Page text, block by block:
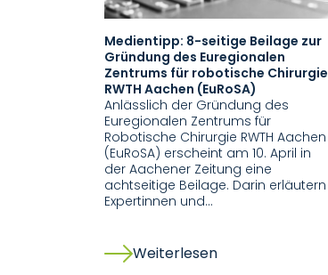
Medientipp: 8-seitige Beilage zur
Gründung des Euregionalen
Zentrums für robotische Chirurgie
RWTH Aachen (EuRoSA)
Anlässlich der Gründung des
Euregionalen Zentrums für
Robotische Chirurgie RWTH Aachen
(EuRoSA) erscheint am 10. April in
der Aachener Zeitung eine
achtseitige Beilage. Darin erläutern
Expertinnen und…
Weiterlesen